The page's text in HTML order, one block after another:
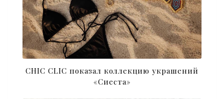
CHIC CLIC показал коллекцию украшений
«Сиеста»